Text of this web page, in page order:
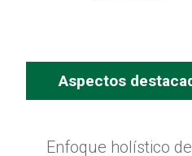
Aspectos
Enfoque holístico